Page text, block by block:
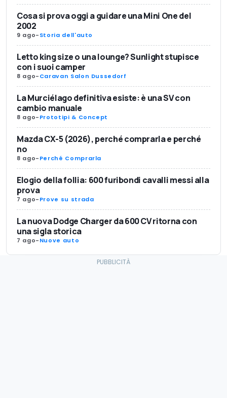
Cosa si prova oggi a guidare una Mini One del
2002
9 ago-Storia dell'auto
Letto king size o una lounge? Sunlight stupisce
con i suoi camper
8 ago-Caravan Salon Dussedorf
La Murciélago definitiva esiste: è una SV con
cambio manuale
8 ago-Prototipi & Concept
Mazda CX-5 (2026), perché comprarla e perché
no
8 ago-Perché Comprarla
Elogio della follia: 600 furibondi cavalli messi alla
prova
7 ago-Prove su strada
La nuova Dodge Charger da 600 CV ritorna con
una sigla storica
7 ago-Nuove auto